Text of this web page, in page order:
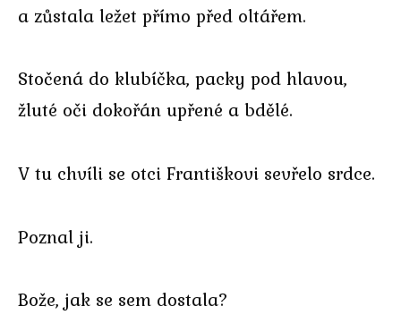
a zůstala ležet přímo před oltářem.
Stočená do klubíčka, packy pod hlavou,
žluté oči dokořán upřené a bdělé.
V tu chvíli se otci Františkovi sevřelo srdce.
Poznal ji.
Bože, jak se sem dostala?